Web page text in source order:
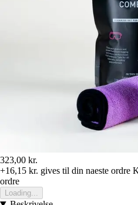
323,00 kr.
+16,15 kr. gives til din naeste ordre
ordre
Loading...